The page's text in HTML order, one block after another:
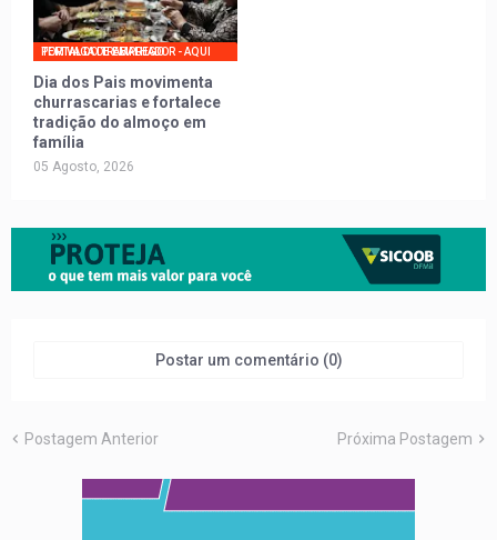
PORTAL DO TRABALHADOR - AQUI TEM VAGA DE EMPREGO
Dia dos Pais movimenta
churrascarias e fortalece
tradição do almoço em
família
05 Agosto, 2026
Postar um comentário (0)
Postagem Anterior Próxima Postagem